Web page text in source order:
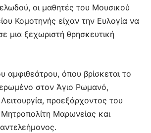
οι μαθητές του Μουσικού
Κομοτηνής είχαν την Ευλογία να
μια ξεχωριστή θρησκευτική
αμφιθεάτρου, όπου βρίσκεται το
στον Άγιο Ρωμανό,
προεξάρχοντος του
Μαρωνείας και